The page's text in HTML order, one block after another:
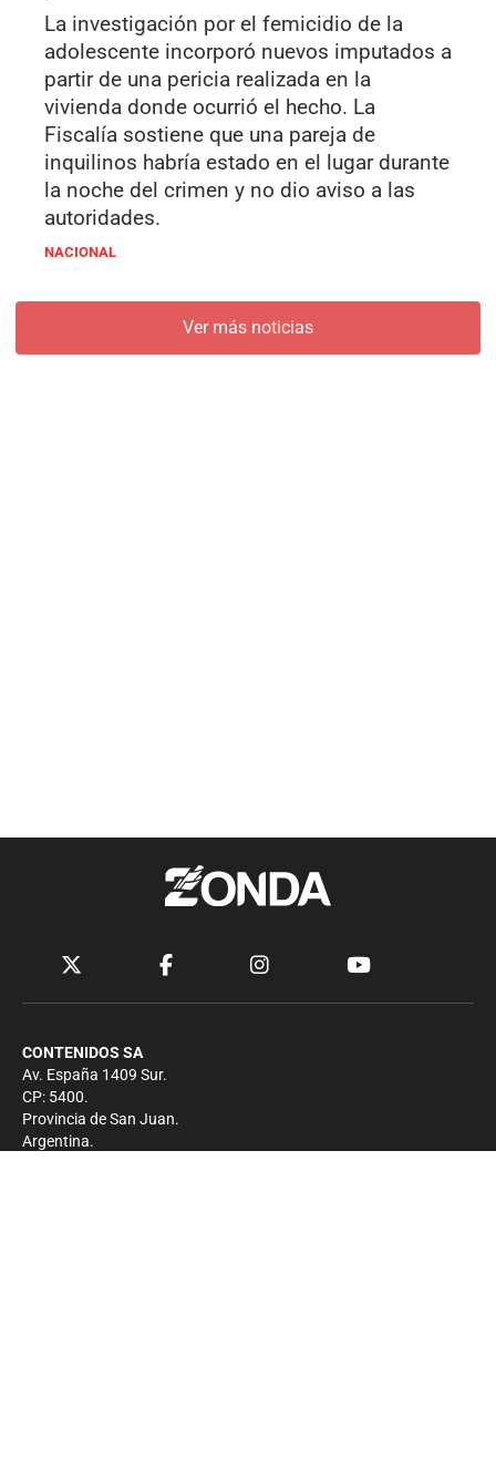
La investigación por el femicidio de la
adolescente incorporó nuevos imputados a
partir de una pericia realizada en la
vivienda donde ocurrió el hecho. La
Fiscalía sostiene que una pareja de
inquilinos habría estado en el lugar durante
la noche del crimen y no dio aviso a las
autoridades.
NACIONAL
Ver más noticias
CONTENIDOS SA
Av. España 1409 Sur.
CP: 5400.
Provincia de San Juan.
Argentina.